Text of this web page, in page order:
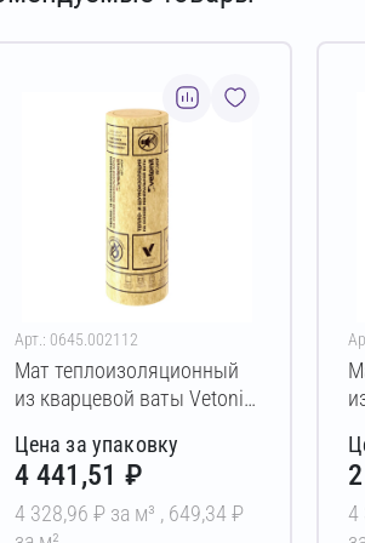
Арт.: 0645.002112
Мат теплоизоляционный
из кварцевой ваты Vetonit
мм
Цена за упаковку
4 441,51 ₽
4 328,96 ₽ за м³ , 649,34 ₽
4